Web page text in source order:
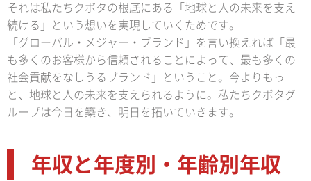
それは私たちクボタの根底にある「地球と人の未来を支え
続ける」という想いを実現していくためです。
「グローバル・メジャー・ブランド」を言い換えれば「最
も多くのお客様から信頼されることによって、最も多くの
社会貢献をなしうるブランド」ということ。今よりもっ
と、地球と人の未来を支えられるように。私たちクボタグ
ループは今日を築き、明日を拓いていきます。
年収と年度別・年齢別年収